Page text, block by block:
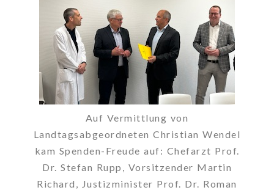
Auf Vermittlung von
Landtagsabgeordneten Christian Wendel
kam Spenden-Freude auf: Chefarzt Prof.
Dr. Stefan Rupp, Vorsitzender Martin
Richard, Justizminister Prof. Dr. Roman